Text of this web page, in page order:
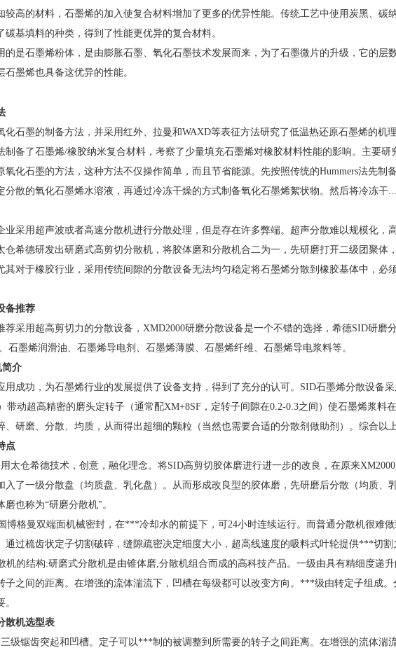
较高的材料，石墨烯的加入使复合材料增加了更多的优异性能。传统工艺中使用炭黑、碳
基填料的种类，得到了性能更优异的复合材料。
的是石墨烯粉体，是由膨胀石墨、氧化石墨技术发展而来，为了石墨微片的升级，它的层
墨烯也具备这优异的性能。
墨的制备方法，并采用红外、拉曼和WAXD等表征方法研究了低温热还原石墨烯的机
制备了石墨烯/橡胶纳米复合材料，考察了少量填充石墨烯对橡胶材料性能的影响。主要研
氧化石墨的方法，这种方法不仅操作简单，而且节省能源。先按照传统的Hummers法先制
分散的氧化石墨烯水溶液，再通过冷冻干燥的方式制备氧化石墨烯絮状物。然后将冷冻干...
用超声波或者高速分散机进行分散处理，但是存在许多弊端。超声分散难以规模化，
仓希德研发出研磨式高剪切分散机，将胶体磨和分散机合二为一，先研磨打开二级团聚
其对于橡胶行业，采用传统间隙的分散设备无法均匀稳定将石墨烯分散到橡胶基体中，必
备推荐
荐采用超高剪切力的分散设备，XMD2000研磨分散设备是一个不错的选择，希德SID研磨
石墨烯润滑油、石墨烯导电剂、石墨烯薄膜、石墨烯纤维、石墨烯导电浆料等。
介
用成功，为石墨烯行业的发展提供了设备支持，得到了充分的认可。SID石墨烯分散设备
带动超高精密的磨头定转子（通常配XM+8SF，定转子间隙在0.2-0.3之间）使石墨烯浆料
、研磨、分散、均质，从而得出超细的颗粒（当然也需要合适的分散剂做助剂）。综合以
点
太仓希德技术，创意，融化理念。将SID高剪切胶体磨进行进一步的改良，在原来
入了一级分散盘（均质盘、乳化盘）。从而形成改良型的胶体磨，先研磨后分散（均质、
也称为“研磨分散机"。
博格曼双端面机械密封，在***冷却水的前提下，可24小时连续运行。而普通分散机很难
通过梳齿状定子切割破碎，缝隙疏密决定细度大小，超高线速度的吸料式叶轮提供***切割
机的结构:研磨式分散机是由锥体磨,分散机组合而成的高科技产品。一级由具有精细度递
子之间的距离。在增强的流体湍流下，凹槽在每级都可以改变方向。***级由转定子组成
散机选型表
级锯齿突起和凹槽。定子可以***制的被调整到所需要的转子之间距离。在增强的流体湍